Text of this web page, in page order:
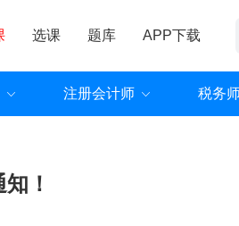
选课 题库 APP下载
注册会计师 税务
！